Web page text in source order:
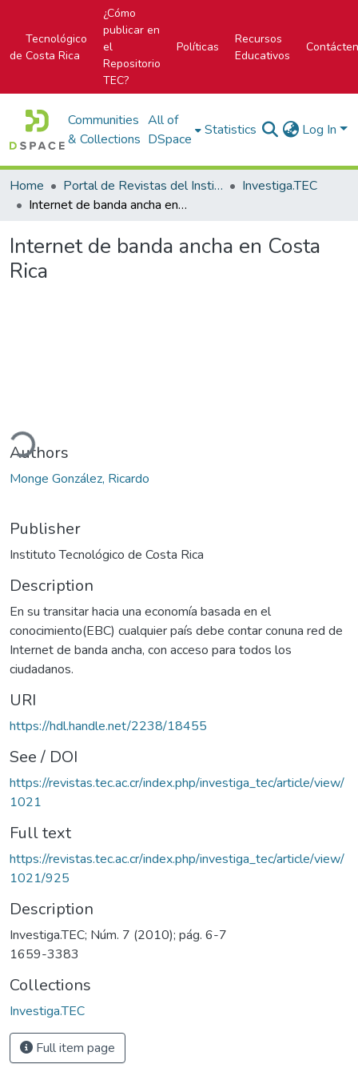
Tecnológico
de Costa Rica
¿Cómo
publicar en
el
Repositorio
TEC?
Políticas
Recursos
Educativos
Communities
& Collections
All of
DSpace
Statistics Log In
Home Portal de Revistas del Instituto Tecnológico de Costa Rica
Investiga.TEC
Internet de banda ancha en Costa Rica
Internet de banda ancha en Costa
Rica
Authors
Monge González, Ricardo
Publisher
Instituto Tecnológico de Costa Rica
Description
En su transitar hacia una economía basada en el
conocimiento(EBC) cualquier país debe contar conuna red de
Internet de banda ancha, con acceso para todos los
ciudadanos.
URI
https://hdl.handle.net/2238/18455
See / DOI
https://revistas.tec.ac.cr/index.php/investiga_tec/article/view/
1021
Full text
https://revistas.tec.ac.cr/index.php/investiga_tec/article/view/
1021/925
Description
Investiga.TEC; Núm. 7 (2010); pág. 6-7
1659-3383
Collections
Investiga.TEC
Full item page